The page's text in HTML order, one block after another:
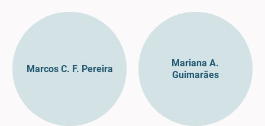
Marcos C. F. Pereira
Mariana A.
Guimarães